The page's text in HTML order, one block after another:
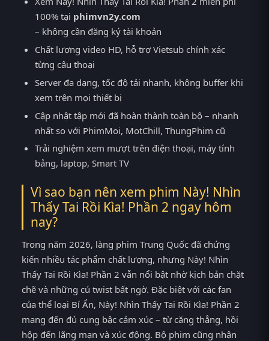
100% tại phimvn2y.com
– không cần đăng ký tài khoản
Chất lượng video HD, hỗ trợ Vietsub chính xác
từng câu thoại
Server đa dạng, tốc độ tải nhanh, không buffer khi
xem trên mọi thiết bị
Cập nhật tập mới đã hoàn thành toàn bộ – nhanh
nhất so với PhimMoi, MotChill, ThungPhim cũ
Trải nghiệm xem mượt trên điện thoại, máy tính
bảng, laptop, Smart TV
Vì sao bạn nên xem phim Này! Nhìn
Thấy Tai Rồi Kìa! Phần 2 ngay hôm
nay?
Trong năm 2026, làng phim Trung Quốc đã chứng
kiến nhiều tác phẩm chất lượng, nhưng Này! Nhìn
Thấy Tai Rồi Kìa! Phần 2 vẫn nổi bật nhờ kịch bản chặt
chẽ và những cú twist bất ngờ. Đặc biệt với các fan
của thể loại Bí Ẩn, Này! Nhìn Thấy Tai Rồi Kìa! Phần 2
mang đến đủ cung bậc cảm xúc – từ căng thẳng, hồi
hộp đến lãng mạn và xúc động. Bộ phim cũng nhận